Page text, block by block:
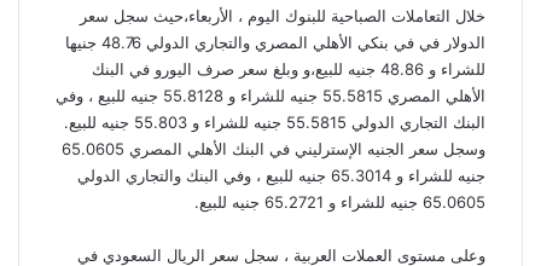
خلال التعاملات الصباحية للبنوك اليوم ، الأربعاء،حيث سجل سعر
الدولار في في بنكي الأهلي المصري والتجاري الدولي 48.76 جنيها
للشراء و 48.86 جنيه للبيع،و وبلغ سعر صرف اليورو في البنك
الأهلي المصري 55.5815 جنيه للشراء و 55.8128 جنيه للبيع ، وفي
البنك التجاري الدولي 55.5815 جنيه للشراء و 55.803 جنيه للبيع.
وسجل سعر الجنيه الإسترليني في البنك الأهلي المصري 65.0605
جنيه للشراء و 65.3014 جنيه للبيع ، وفي البنك والتجاري الدولي
65.0605 جنيه للشراء و 65.2721 جنيه للبيع.
وعلى مستوى العملات العربية ، سجل سعر الريال السعودي في